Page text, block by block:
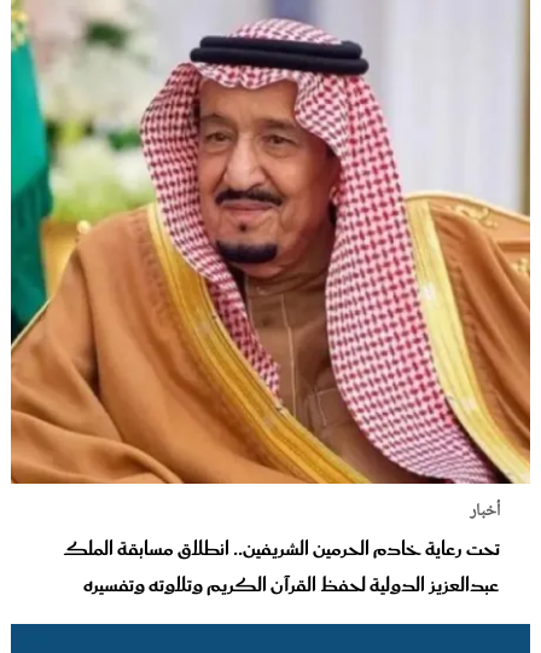
أخبار
تحت رعاية خادم الحرمين الشريفين.. انطلاق مسابقة الملك
عبدالعزيز الدولية لحفظ القرآن الكريم وتلاوته وتفسيره